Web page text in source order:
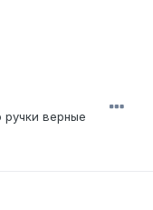
ручки верные